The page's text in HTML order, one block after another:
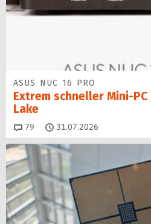
ASUS NUC 16 PRO
Extrem schneller Mini-
Lake
79 Kommentare
31.07.2026